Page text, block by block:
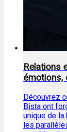
Relations
émotions,
Découvrez
Bista ont
unique de
les